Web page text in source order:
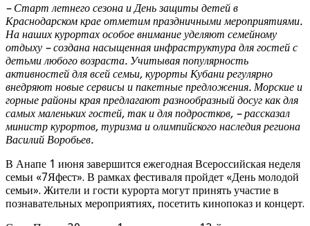
– Старт летнего сезона и День защиты детей в
Краснодарском крае отметим праздничными мероприятиями.
На наших курортах особое внимание уделяют семейному
отдыху – создана насыщенная инфраструктура для гостей с
детьми любого возраста. Учитывая популярность
активностей для всей семьи, курорты Кубани регулярно
внедряют новые сервисы и пакетные предложения. Морские и
горные районы края предлагают разнообразный досуг как для
самых маленьких гостей, так и для подростков, – рассказал
министр курортов, туризма и олимпийского наследия региона
Василий Воробьев.
В Анапе 1 июня завершится ежегодная Всероссийская неделя
семьи «7Яфест». В рамках фестиваля пройдет «День молодой
семьи». Жители и гости курорта могут принять участие в
познавательных мероприятиях, посетить кинопоказ и концерт.